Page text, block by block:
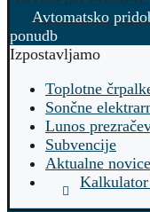
Avtomatsko
ponudb
Izpostavljamo
Toplotne
Sončne
Lunos
Subvencije
Aktualne novice